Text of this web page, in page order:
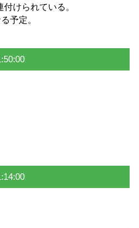
けられている。
予定。